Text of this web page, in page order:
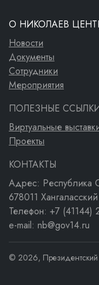
О НИКОЛАЕВ
Новости
Документы
Сотрудники
Мероприятия
ПОЛЕЗНЫЕ
Виртуальные
Проекты
КОНТАКТЫ
Адрес: Республика
678011
Телефон: +7 (41144)
e-mail: nb@gov14.ru
© 2026, Президентский